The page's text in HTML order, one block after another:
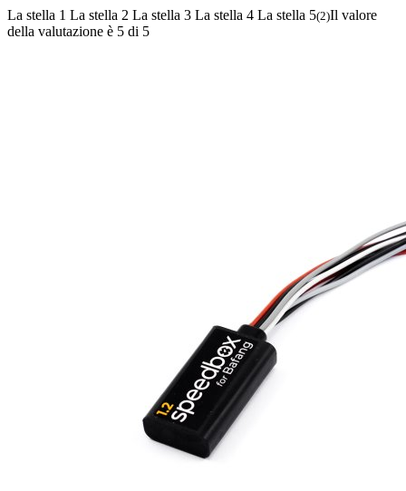
La stella 1 La stella 2 La stella 3 La stella 4 La stella 5(2)Il valore
della valutazione è 5 di 5